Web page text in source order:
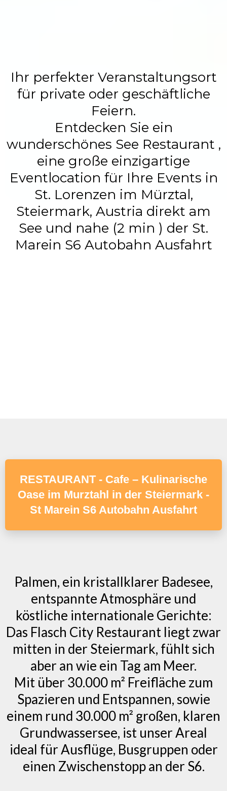
Ihr perfekter Veranstaltungsort
für private oder geschäftliche
Feiern.
Entdecken Sie ein
wunderschönes See Restaurant ,
eine große einzigartige
Eventlocation für Ihre Events in
St. Lorenzen im Mürztal,
Steiermark, Austria direkt am
See und nahe (2 min ) der St.
Marein S6 Autobahn Ausfahrt
RESTAURANT - Cafe – Kulinarische
Oase im Murztahl in der Steiermark -
St Marein S6 Autobahn Ausfahrt
Palmen, ein kristallklarer Badesee,
entspannte Atmosphäre und
köstliche internationale Gerichte:
Das Flasch City Restaurant liegt zwar
mitten in der Steiermark, fühlt sich
aber an wie ein Tag am Meer.
Mit über 30.000 m² Freifläche zum
Spazieren und Entspannen, sowie
einem rund 30.000 m² großen, klaren
Grundwassersee, ist unser Areal
ideal für Ausflüge, Busgruppen oder
einen Zwischenstopp an der S6.